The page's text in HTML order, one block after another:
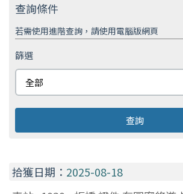
查詢條件
若需使用進階查詢，請使用電腦版網頁
篩選
全部
查詢
拾獲日期： 2025-08-18